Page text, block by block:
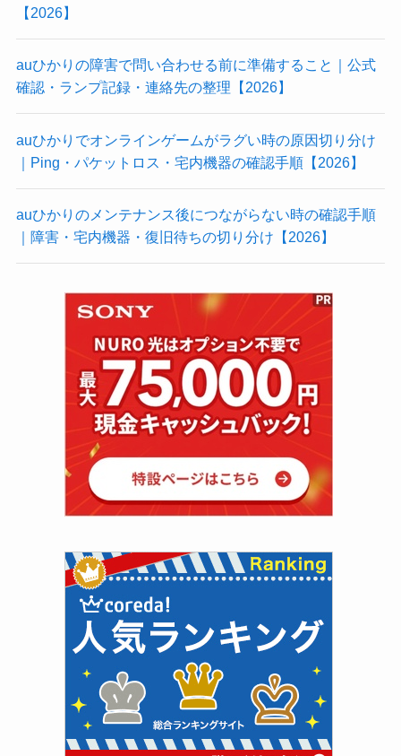
【2026】
auひかりの障害で問い合わせる前に準備すること｜公式
確認・ランプ記録・連絡先の整理【2026】
auひかりでオンラインゲームがラグい時の原因切り分け
｜Ping・パケットロス・宅内機器の確認手順【2026】
auひかりのメンテナンス後につながらない時の確認手順
｜障害・宅内機器・復旧待ちの切り分け【2026】